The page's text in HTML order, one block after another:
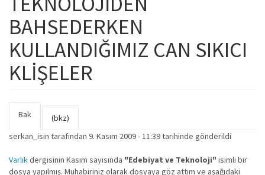
BAHSEDERKEN
KULLANDIĞIMIZ CAN SIKICI
KLİŞELER
Birincil sekmeler
Bak
sekme)
(bkz)
serkan_isin tarafından 9. Kasım 2009 - 11:39 tarihinde gönderildi
Varlıkdergisinin Kasım sayısında "Edebiyat ve Teknoloji" isimli bir
dosya yapılmış. Muhabiriniz olarak dosyaya göz attım ve aşağıdaki